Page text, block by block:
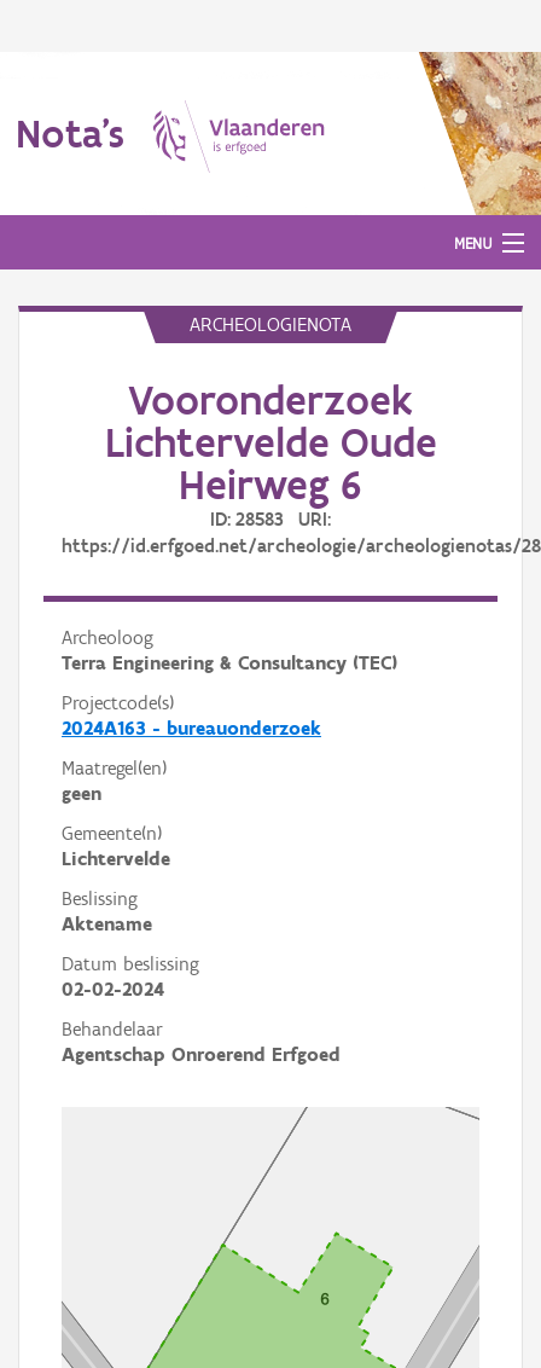
Nota's
MENU
ARCHEOLOGIENOTA
Vooronderzoek
Lichtervelde Oude
Heirweg 6
ID: 28583 URI:
https://id.erfgoed.net/archeologie/archeologienotas/
Archeoloog
Terra Engineering & Consultancy (TEC)
Projectcode(s)
2024A163 - bureauonderzoek
Maatregel(en)
geen
Gemeente(n)
Lichtervelde
Beslissing
Aktename
Datum beslissing
02-02-2024
Behandelaar
Agentschap Onroerend Erfgoed